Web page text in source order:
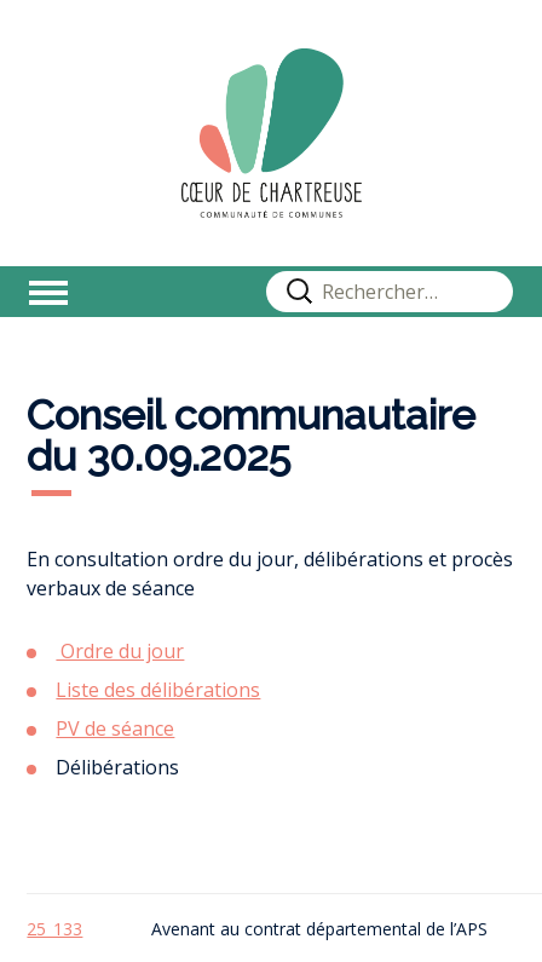
Rechercher :
Conseil communautaire
du 30.09.2025
En consultation ordre du jour, délibérations et procès
verbaux de séance
Ordre du jour
Liste des délibérations
PV de séance
Délibérations
25_133 Avenant au contrat départemental de l’APS